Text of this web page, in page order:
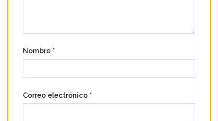
Nombre *
Correo electrónico *